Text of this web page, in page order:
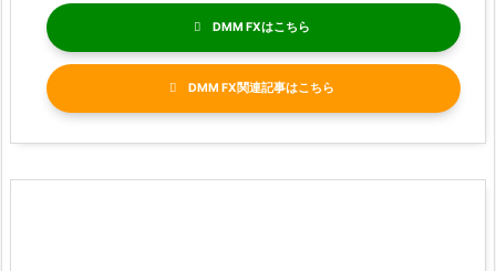
DMM FX
DMM FX関連記事